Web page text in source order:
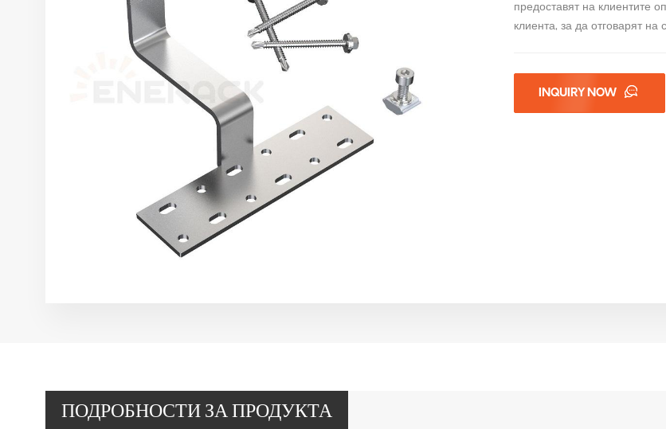
предоставят на клиентите
клиента, за да отговарят
INQUIRY NOW
ПОДРОБНОСТИ ЗА ПРОДУКТА